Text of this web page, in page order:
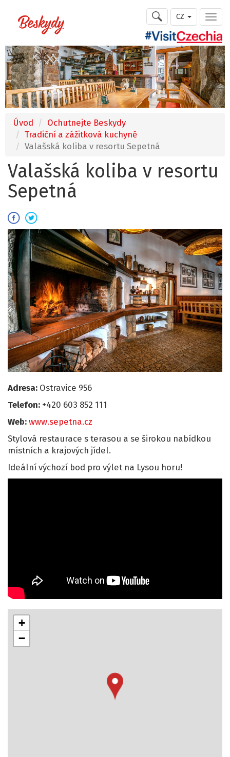
CZ
Úvod
Ochutnejte Beskydy
Tradiční a zážitková kuchyně
Valašská koliba v resortu Sepetná
Valašská koliba v resortu
Sepetná
Adresa: Ostravice 956
Telefon: +420 603 852 111
Web: www.sepetna.cz
Stylová restaurace s terasou a se širokou nabídkou
místních a krajových jídel.
Ideální výchozí bod pro výlet na Lysou horu!
+
−